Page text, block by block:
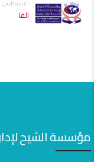
أغسطس 29, 2022
الفا
مؤسسة الشيح